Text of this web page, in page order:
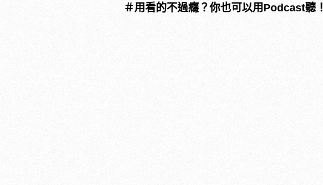
＃用看的不過癮？你也可以用Podcast聽！